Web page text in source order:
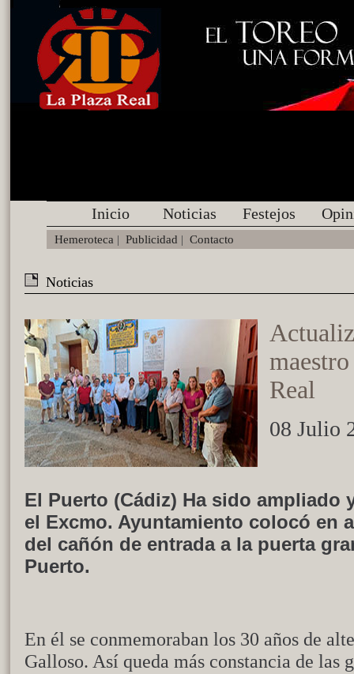
Inicio Noticias Festejos
Hemeroteca | Publicidad | Contacto
Noticias
Real
08 Julio
El Puerto (Cádiz) Ha sido ampliado
el Excmo. Ayuntamiento colocó en
del cañón de entrada a la puerta
Puerto.
En él se conmemoraban los 30 años de
Galloso. Así queda más constancia de las